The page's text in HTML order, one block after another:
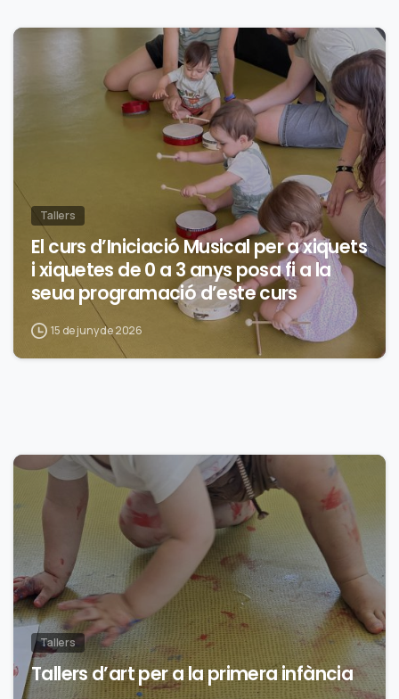
0
Tallers
El curs d’Iniciació Musical per a xiquets
i xiquetes de 0 a 3 anys posa fi a la
seua programació d’este curs
15 de juny de 2026
Tallers
Tallers d’art per a la primera infància